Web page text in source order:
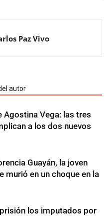
Paz Vivo
autor
Agostina Vega: las tres
a los dos nuevos
Guayán, la joven
murió en un choque en la
los imputados por